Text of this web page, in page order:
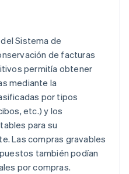
Sistema de
de facturas
permitía obtener
mediante la
por tipos
etc.) y los
para su
Las compras gravables
también podían
por compras.